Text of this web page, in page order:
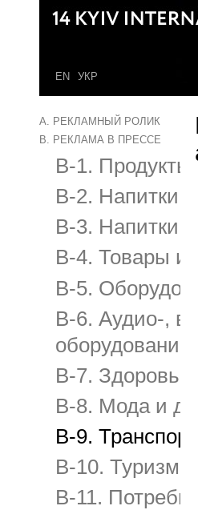
EN УКР
A. РЕКЛАМНЫЙ РОЛИК
B. РЕКЛАМА В ПРЕССЕ
B-1. Продукты
B-2. Напитки
B-3. Напитки
B-4. Товары и
B-5.
B-6. Аудио-,
оборудование
B-7. Здоровье
B-8. Мода и
B-9.
B-10. Туризм
B-11.